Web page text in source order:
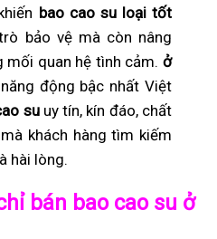
bao cao su loại tốt
bảo vệ mà còn nâng
quan hệ tình cảm. ở
động bậc nhất Việt
suuy tín, kín đáo, chất
khách hàng tìm kiếm
hài lòng.
bán bao cao su ở